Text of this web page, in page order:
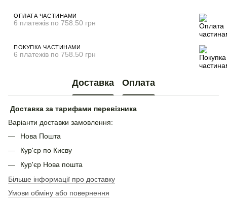
ОПЛАТА ЧАСТИНАМИ
6 платежів по 758.50 грн
ПОКУПКА ЧАСТИНАМИ
6 платежів по 758.50 грн
Доставка Оплата
Доставка за тарифами перевізника
Варіанти доставки замовлення:
Нова Пошта
Кур'єр по Києву
Кур'єр Нова пошта
Більше інформації про доставку
Умови обміну або повернення